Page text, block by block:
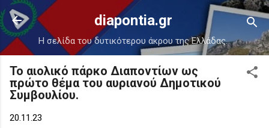
Μετάβαση στο κύριο περιεχόμενο
diapontia.gr
Η σελίδα του δυτικότερου άκρου της Ελλάδας.
Το αιολικό πάρκο Διαποντίων ως
πρώτο θέμα του αυριανού Δημοτικού
Συμβουλίου.
20.11.23